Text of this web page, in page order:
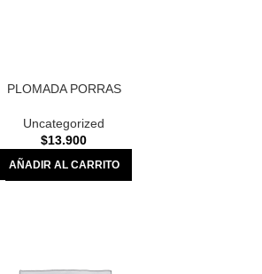
PLOMADA PORRAS
Uncategorized
$13.900
AÑADIR AL CARRITO